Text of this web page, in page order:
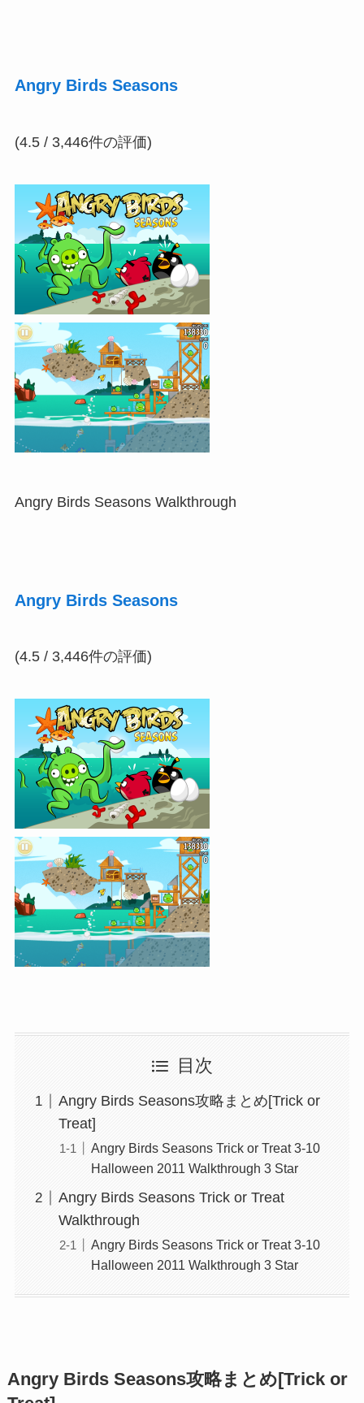
Angry Birds Seasons
(4.5 / 3,446件の評価)
Angry Birds Seasons Walkthrough
Angry Birds Seasons
(4.5 / 3,446件の評価)
目次
Angry Birds Seasons攻略まとめ[Trick or
Treat]
Angry Birds Seasons Trick or Treat 3-10
Halloween 2011 Walkthrough 3 Star
Angry Birds Seasons Trick or Treat
Walkthrough
Angry Birds Seasons Trick or Treat 3-10
Halloween 2011 Walkthrough 3 Star
Angry Birds Seasons攻略まとめ[Trick or